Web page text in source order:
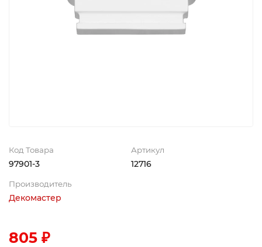
Код Товара
97901-3
Артикул
12716
Производитель
Декомастер
805 ₽